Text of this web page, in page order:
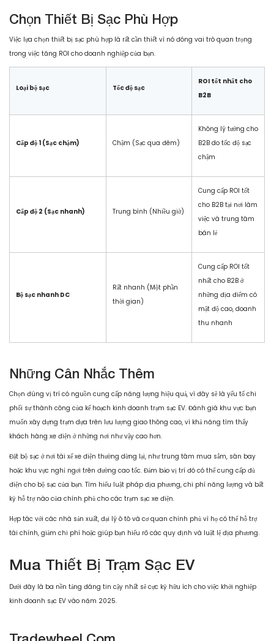
Chọn Thiết Bị Sạc Phù Hợp
Việc lựa chọn thiết bị sạc phù hợp là rất cần thiết vì nó đóng vai trò quan trọng
trong việc tăng ROI cho doanh nghiệp của bạn.
Loại bộ sạc Tốc độ sạc
ROI tốt nhất cho
B2B
Cấp độ 1 (Sạc chậm) Chậm (Sạc qua đêm)
Không lý tưởng cho
B2B do tốc độ sạc
chậm
Cấp độ 2 (Sạc nhanh) Trung bình (Nhiều giờ)
Cung cấp ROI tốt
cho B2B tại nơi làm
việc và trung tâm
bán lẻ
Bộ sạc nhanh DC
Rất nhanh (Một phần
thời gian)
Cung cấp ROI tốt
nhất cho B2B ở
những địa điểm có
mật độ cao, doanh
thu nhanh
Những Cân Nhắc Thêm
Chọn đúng vị trí có nguồn cung cấp năng lượng hiệu quả, vì đây sẽ là yếu tố chi
phối sự thành công của kế hoạch kinh doanh trạm sạc EV. Đánh giá khu vực bạn
muốn xây dựng trạm dựa trên lưu lượng giao thông cao, vì khả năng tìm thấy
khách hàng xe điện ở những nơi như vậy cao hơn.
Đặt bộ sạc ở nơi tài xế xe điện thường dừng lại, như trung tâm mua sắm, sân bay
hoặc khu vực nghỉ ngơi trên đường cao tốc. Đảm bảo vị trí đó có thể cung cấp đủ
điện cho bộ sạc của bạn. Tìm hiểu luật pháp địa phương, chi phí năng lượng và bất
kỳ hỗ trợ nào của chính phủ cho các trạm sạc xe điện.
Hợp tác với các nhà sản xuất, đại lý ô tô và cơ quan chính phủ vì họ có thể hỗ trợ
tài chính, giảm chi phí hoặc giúp bạn hiểu rõ các quy định và luật lệ địa phương.
Mua Thiết Bị Trạm Sạc EV
Dưới đây là ba nền tảng đáng tin cậy nhất sẽ cực kỳ hữu ích cho việc khởi nghiệp
kinh doanh sạc EV vào năm 2025.